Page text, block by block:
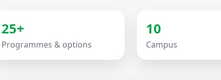
25+
Programmes & options
10
Campus